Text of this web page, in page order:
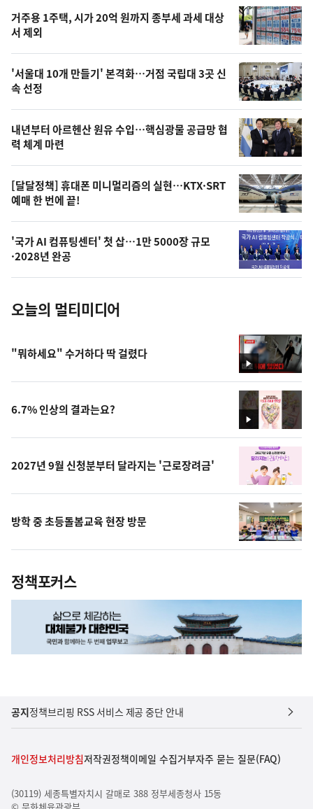
최
신,
오
늘
의
영
상
오
늘
의
사
진
기
뉴
스
거주용 1주택, 시가 20억 원까지 종부세 과세 대상
서 제외
'서울대 10개 만들기' 본격화…거점 국립대 3곳 신
속 선정
내년부터 아르헨산 원유 수입…핵심광물 공급망 협
력 체계 마련
[달달정책] 휴대폰 미니멀리즘의 실현…KTX·SRT
예매 한 번에 끝!
'국가 AI 컴퓨팅센터' 첫 삽…1만 5000장 규모
·2028년 완공
오늘의 멀티미디어
영
상
"뭐하세요" 수거하다 딱 걸렸다
영
상
6.7% 인상의 결과는요?
2027년 9월 신청분부터 달라지는 '근로장려금'
방학 중 초등돌봄교육 현장 방문
정책포커스
공지정책브리핑 RSS 서비스 제공 중단 안내
개인정보처리방침저작권정책이메일 수집거부자주 묻는 질문(FAQ)
(30119) 세종특별자치시 갈매로 388 정부세종청사 15동